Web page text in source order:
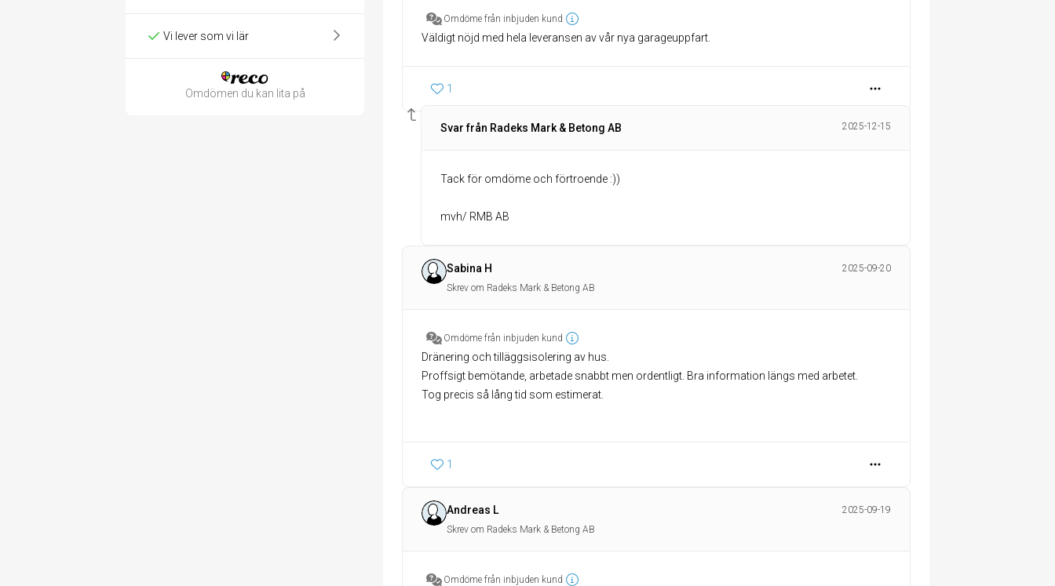
Vi lever som vi lär
Omdömen du kan lita på
Omdöme från inbjuden kund
Väldigt nöjd med hela leveransen av vår nya garageuppfart.
1
Svar från Radeks Mark & Betong AB 2025-12-15
Tack för omdöme och förtroende :))
mvh/ RMB AB
Sabina H
2025-09-20
Skrev om Radeks Mark & Betong AB
Omdöme från inbjuden kund
Dränering och tilläggsisolering av hus.
Proffsigt bemötande, arbetade snabbt men ordentligt. Bra information längs med arbetet.
Tog precis så lång tid som estimerat.
1
Andreas L
2025-09-19
Skrev om Radeks Mark & Betong AB
Omdöme från inbjuden kund